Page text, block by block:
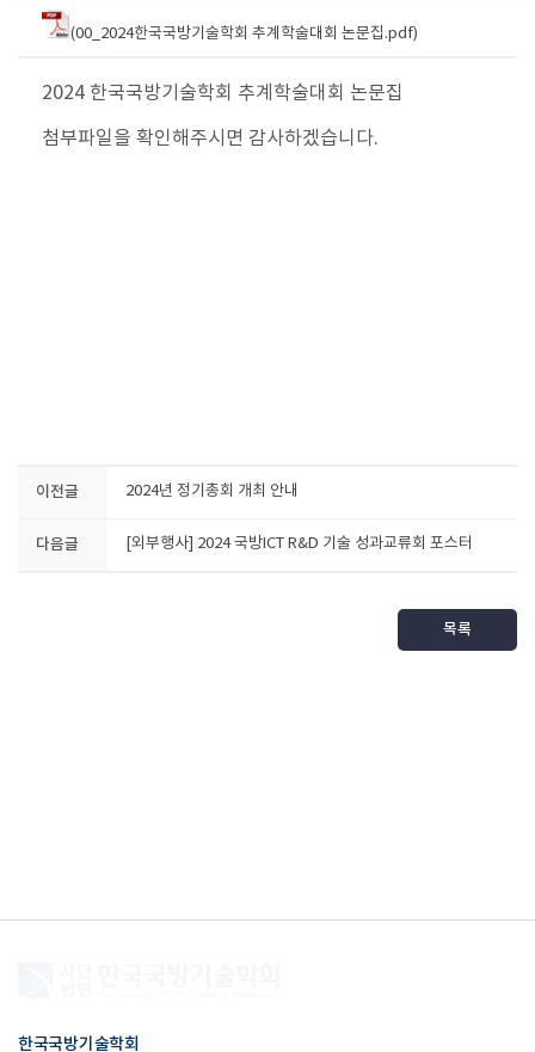
(00_2024한국국방기술학회 추계학술대회 논문집.pdf)
2024 한국국방기술학회 추계학술대회 논문집
첨부파일을 확인해주시면 감사하겠습니다.
이전글 2024년 정기총회 개최 안내
다음글 [외부행사] 2024 국방ICT R&D 기술 성과교류회 포스터
목록
한국국방기술학회